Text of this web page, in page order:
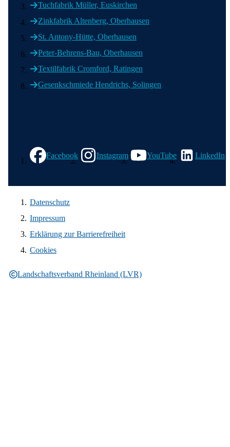
Tuchfabrik Müller, Euskirchen
Zinkfabrik Altenberg, Oberhausen
St. Antony-Hütte, Oberhausen
Peter-Behrens-Bau, Oberhausen
Textilfabrik Cromford, Ratingen
Gesenkschmiede Hendrichs, Solingen
Facebook
Instagram YouTube LinkedIn
Landschaftsverband Rheinland (LVR)
Datenschutz
Impressum
Erklärung zur Barrierefreiheit
Cookies